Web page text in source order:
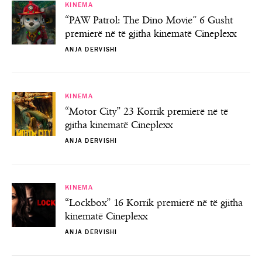
KINEMA
“PAW Patrol: The Dino Movie” 6 Gusht
premierë në të gjitha kinematë Cineplexx
ANJA DERVISHI
KINEMA
“Motor City” 23 Korrik premierë në të
gjitha kinematë Cineplexx
ANJA DERVISHI
KINEMA
“Lockbox” 16 Korrik premierë në të gjitha
kinematë Cineplexx
ANJA DERVISHI